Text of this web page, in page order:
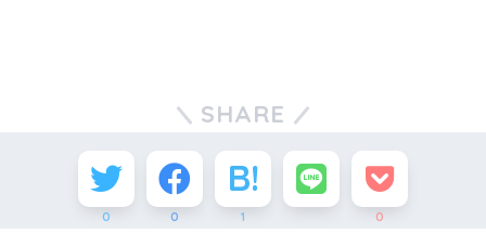
SHARE
0 0 1 0